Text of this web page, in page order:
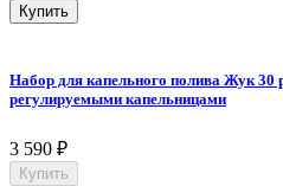
Купить
Набор для капельного полива Жук 30
регулируемыми капельницами
3 590 ₽
Купить